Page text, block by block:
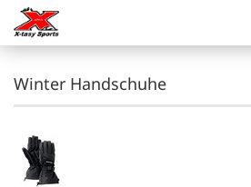
Winter Handschuhe